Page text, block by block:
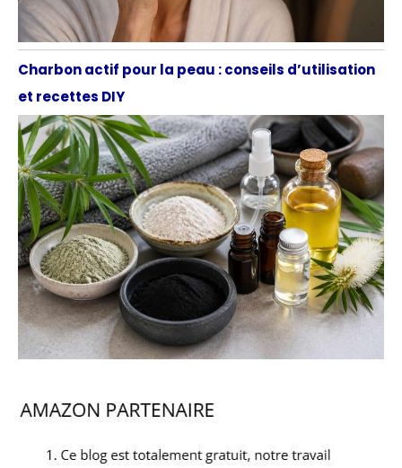
Charbon actif pour la peau : conseils d’utilisation
et recettes DIY